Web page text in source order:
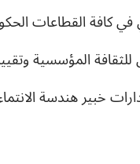
كافة القطاعات
للثقافة المؤسسية
خبير هندسة الانتماء